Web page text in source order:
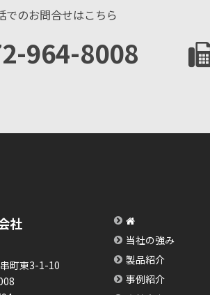
でのお問合せはこちら
964-8008
社
町東3-1-10
当社の強み
製品紹介
事例紹介